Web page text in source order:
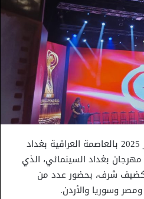
انتظم أمس الاثنين 15 سبتمبر 2025 بالعاصمة العراقية بغداد
بغداد السينمائي، الذي
شرف، بحضور عدد من
وسوريا والأردن.